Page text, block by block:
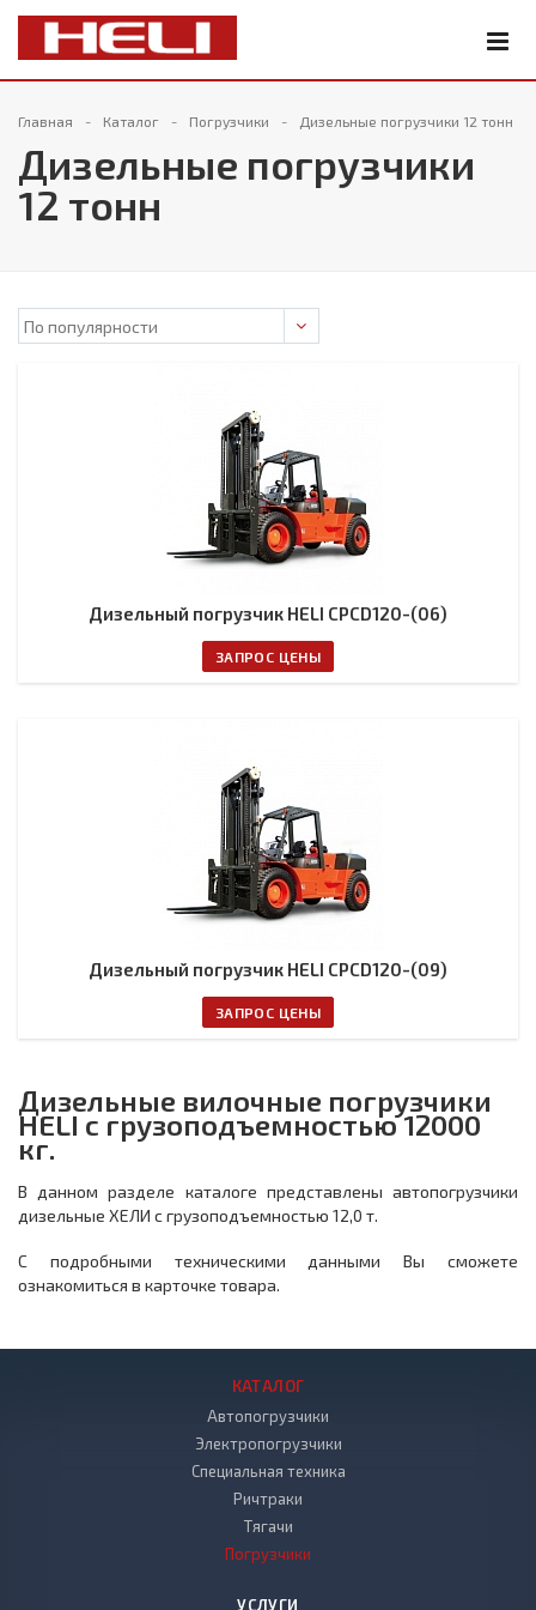
Главная Каталог Погрузчики Дизельные погрузчики 12 тонн
Дизельные погрузчики
12 тонн
Дизельный погрузчик HELI CPCD120-(06)
ЗАПРОС ЦЕНЫ
Дизельный погрузчик HELI CPCD120-(09)
ЗАПРОС ЦЕНЫ
Дизельные вилочные погрузчики
HELI с грузоподъемностью 12000
кг.
В данном разделе каталоге представлены автопогрузчики
дизельные ХЕЛИ с грузоподъемностью 12,0 т.
С подробными техническими данными Вы сможете
ознакомиться в карточке товара.
КАТАЛОГ
Автопогрузчики
Электропогрузчики
Специальная техника
Ричтраки
Тягачи
Погрузчики
УСЛУГИ